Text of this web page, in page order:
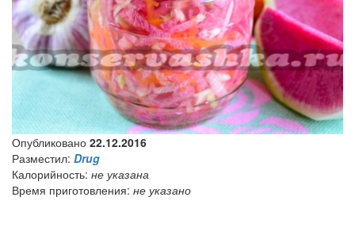
Опубликовано 22.12.2016
Разместил: Drug
Калорийность: не указана
Время приготовления: не указано